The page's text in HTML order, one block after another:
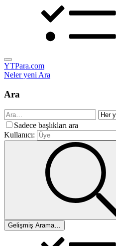
YTPara.com
Neler yeniAra
Ara
Sadece başlıkları ara
Kullanıcı:
Gelişmiş Arama…